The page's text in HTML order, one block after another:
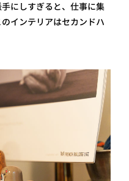
にしすぎると、仕事に集
インテリアはセカンドハ